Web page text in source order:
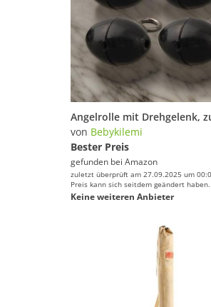
von Bebykilemi
Bester Preis
gefunden bei Amazon
zuletzt überprüft am 27.09.2025 um
Preis kann sich seitdem geändert haben.
Keine weiteren Anbieter